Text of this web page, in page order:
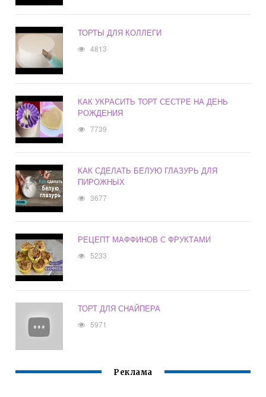
ТОРТЫ ДЛЯ КОЛЛЕГИ
4813
КАК УКРАСИТЬ ТОРТ СЕСТРЕ НА ДЕНЬ
РОЖДЕНИЯ
7739
КАК СДЕЛАТЬ БЕЛУЮ ГЛАЗУРЬ ДЛЯ
ПИРОЖНЫХ
3677
РЕЦЕПТ МАФФИНОВ С ФРУКТАМИ
5233
ТОРТ ДЛЯ СНАЙПЕРА
5971
Реклама